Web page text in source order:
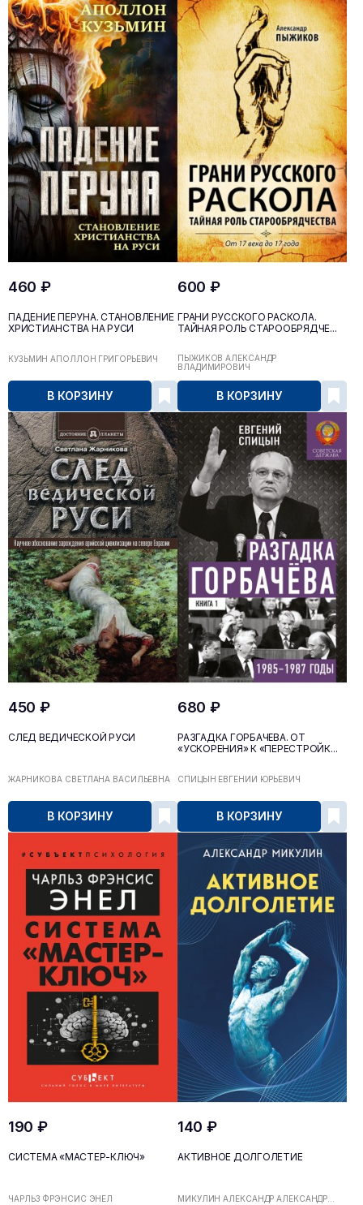
460 ₽
ПАДЕНИЕ ПЕРУНА. СТАНОВЛЕНИЕ
ХРИСТИАНСТВА НА РУСИ
КУЗЬМИН АПОЛЛОН ГРИГОРЬЕВИЧ
В КОРЗИНУ
600 ₽
ГРАНИ РУССКОГО РАСКОЛА.
ТАЙНАЯ РОЛЬ СТАРООБРЯДЧЕ...
ПЫЖИКОВ АЛЕКСАНДР
ВЛАДИМИРОВИЧ
В КОРЗИНУ
450 ₽
СЛЕД ВЕДИЧЕСКОЙ РУСИ
ЖАРНИКОВА СВЕТЛАНА ВАСИЛЬЕВНА
В КОРЗИНУ
680 ₽
РАЗГАДКА ГОРБАЧЁВА. ОТ
«УСКОРЕНИЯ» К «ПЕРЕСТРОЙК...
СПИЦЫН ЕВГЕНИЙ ЮРЬЕВИЧ
В КОРЗИНУ
190 ₽
СИСТЕМА «МАСТЕР-КЛЮЧ»
ЧАРЛЬЗ ФРЭНСИС ЭНЕЛ
140 ₽
АКТИВНОЕ ДОЛГОЛЕТИЕ
МИКУЛИН АЛЕКСАНДР АЛЕКСАНДР...